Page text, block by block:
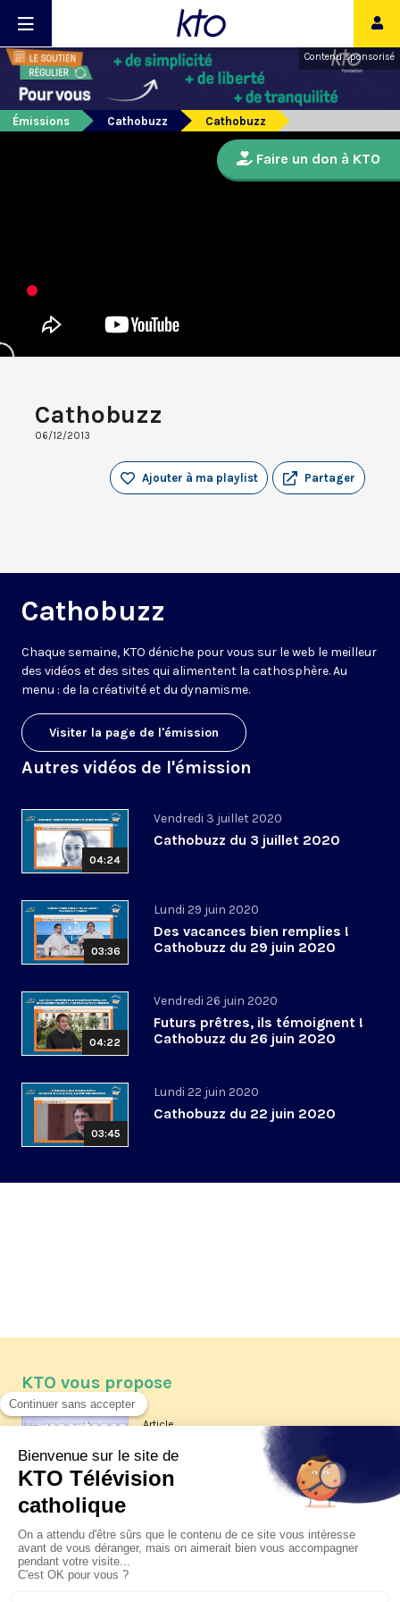
Contenu sponsorisé
Émissions Cathobuzz Cathobuzz
Cathobuzz
06/12/2013
Partager
Ajouter à ma playlist
Cathobuzz
Chaque semaine, KTO déniche pour vous sur le web le meilleur
des vidéos et des sites qui alimentent la cathosphère. Au
menu : de la créativité et du dynamisme.
Visiter la page de l'émission
Autres vidéos de l'émission
04:24
Vendredi 3 juillet 2020
Cathobuzz du 3 juillet 2020
03:36
Lundi 29 juin 2020
Des vacances bien remplies !
Cathobuzz du 29 juin 2020
04:22
Vendredi 26 juin 2020
Futurs prêtres, ils témoignent !
Cathobuzz du 26 juin 2020
03:45
Lundi 22 juin 2020
Cathobuzz du 22 juin 2020
Faire un don à KTO
KTO vous propose
Article
Les reportages d'été 2026 de KTO
La visite pastorale du pape Léon
XIV à Assise à suivre sur KTO le
jeudi 6 août